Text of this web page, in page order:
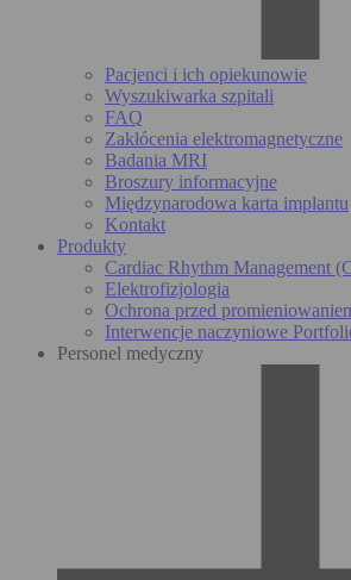
Pacjenci i ich opiekunowie
Wyszukiwarka szpitali
FAQ
Zakłócenia elektromagnetyczne
Badania MRI
Broszury informacyjne
Międzynarodowa karta implantu
Kontakt
Produkty
Cardiac Rhythm Management
Elektrofizjologia
Ochrona przed
Interwencje naczyniowe
Personel medyczny